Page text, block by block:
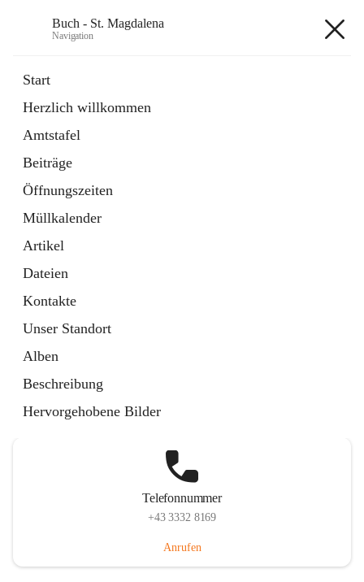
Buch - St. Magdalena
Navigation
Start
Herzlich willkommen
Amtstafel
Beiträge
Öffnungszeiten
Müllkalender
Artikel
Dateien
Kontakte
Unser Standort
Alben
Beschreibung
Hervorgehobene Bilder
11 Schnellzugriffe
Bürgerservice
10 Schnellzugriffe
Telefonnummer
+43 3332 8169
Anrufen